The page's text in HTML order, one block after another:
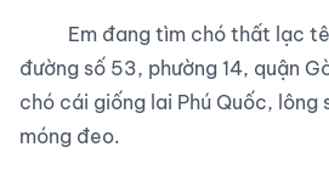
đường số 53, phường 14, quận
chó cái giống lai Phú Quốc,
móng đeo.